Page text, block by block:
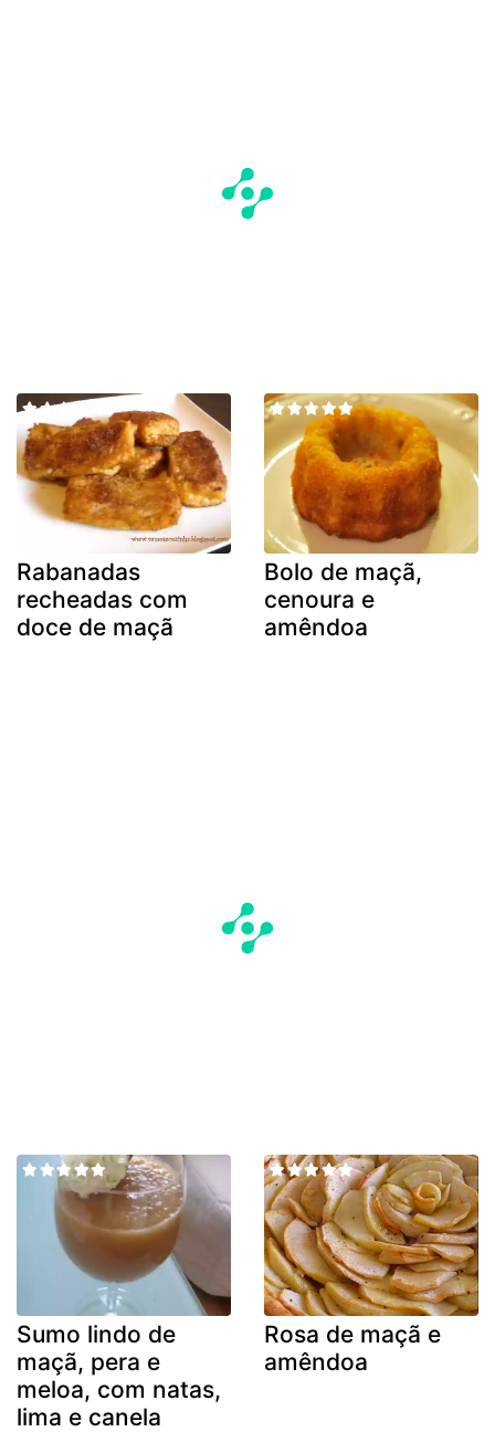
Rabanadas
recheadas com
doce de maçã
Bolo de maçã,
cenoura e
amêndoa
Sumo lindo de
maçã, pera e
meloa, com natas,
lima e canela
Rosa de maçã e
amêndoa